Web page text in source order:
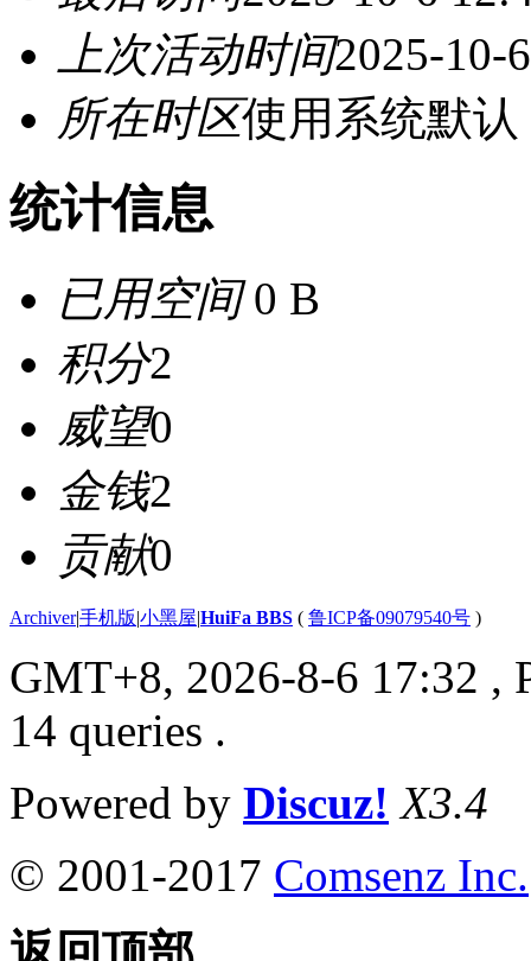
上次活动时间2025-10-
所在时区使用系统默认
统计信息
已用空间0 B
积分2
威望0
金钱2
贡献0
Archiver|手机版|小黑屋|HuiFa BBS ( 鲁ICP备09079540号 )
GMT+8, 2026-8-6 17:32 ,
14 queries .
Powered by Discuz! X3.4
© 2001-2017 Comsenz Inc.